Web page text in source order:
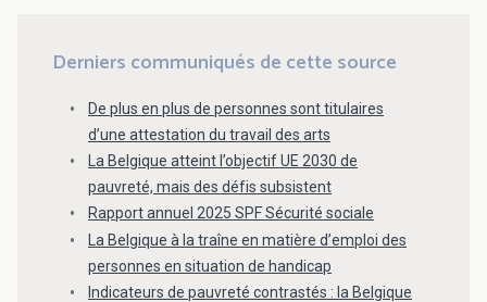
Derniers communiqués de cette source
De plus en plus de personnes sont titulaires
d’une attestation du travail des arts
La Belgique atteint l’objectif UE 2030 de
pauvreté, mais des défis subsistent
Rapport annuel 2025 SPF Sécurité sociale
La Belgique à la traîne en matière d’emploi des
personnes en situation de handicap
Indicateurs de pauvreté contrastés : la Belgique